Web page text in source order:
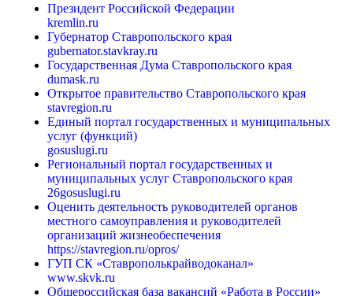
Президент Российской Федерации
kremlin.ru
Губернатор Ставропольского края
gubernator.stavkray.ru
Государственная Дума Ставропольского края
dumask.ru
Открытое правительство Ставропольского края
stavregion.ru
Единый портал государственных и муниципальных
услуг (функций)
gosuslugi.ru
Региональный портал государственных и
муниципальных услуг Ставропольского края
26gosuslugi.ru
Оценить деятельность руководителей органов
местного самоуправления и руководителей
организаций жизнеобеспечения
https://stavregion.ru/opros/
ГУП СК «Ставрополькрайводоканал»
www.skvk.ru
Общероссийская база вакансий «Работа в России»